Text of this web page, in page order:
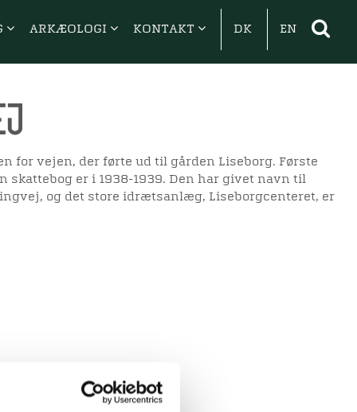
ARKÆOLOGI KONTAKT DK EN
for vejen, der førte ud til gården Liseborg. Første
skattebog er i 1938-1939. Den har givet navn til
og det store idrætsanlæg, Liseborgcenteret, er